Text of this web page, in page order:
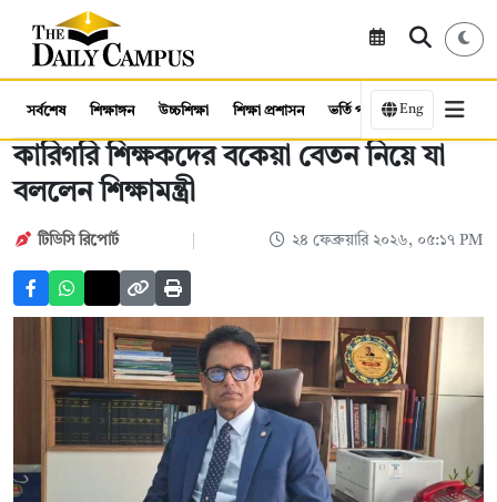
সর্বশেষ শিক্ষাঙ্গন উচ্চশিক্ষা শিক্ষা প্রশাসন ভর্তি পরীক্ষা কর্মসংস্থান
Eng
কারিগরি শিক্ষকদের বকেয়া বেতন নিয়ে যা
বললেন শিক্ষামন্ত্রী
টিডিসি রিপোর্ট ২৪ ফেব্রুয়ারি ২০২৬, ০৫:১৭ PM